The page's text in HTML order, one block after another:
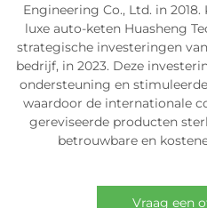
Engineering Co., Ltd. in
luxe auto-keten Huasheng
strategische investeringen
bedrijf, in 2023. Deze
ondersteuning en
waardoor de internationale
gereviseerde producten
betrouwbare en
Vraag een